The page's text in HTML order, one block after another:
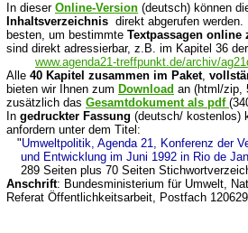
In dieser Online-Version (deutsch) können
Inhaltsverzeichnis direkt abgerufen
besten, um bestimmte Textpassagen online
sind direkt adressierbar, z.B. im Kapitel 36
www.agenda21-treffpunkt.de/archiv/
Alle 40 Kapitel zusammen im Paket,
bieten wir Ihnen zum Download an (html/zip,
zusätzlich das Gesamtdokument als pdf
In gedruckter Fassung (deutsch/ kostenlos)
anfordern unter dem Titel:
"Umweltpolitik, Agenda 21, Konferenz der
und Entwicklung im Juni 1992 in Rio de
289 Seiten plus 70 Seiten
Anschrift: Bundesministerium für Umwelt,
Referat Öffentlichkeitsarbeit, Postfach